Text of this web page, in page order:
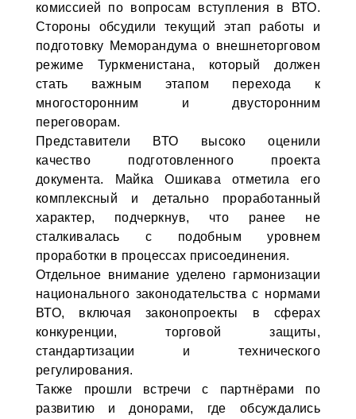
комиссией по вопросам вступления в ВТО.
Стороны обсудили текущий этап работы и
подготовку Меморандума о внешнеторговом
режиме Туркменистана, который должен
стать важным этапом перехода к
многосторонним и двусторонним
переговорам.
Представители ВТО высоко оценили
качество подготовленного проекта
документа. Майка Ошикава отметила его
комплексный и детально проработанный
характер, подчеркнув, что ранее не
сталкивалась с подобным уровнем
проработки в процессах присоединения.
Отдельное внимание уделено гармонизации
национального законодательства с нормами
ВТО, включая законопроекты в сферах
конкуренции, торговой защиты,
стандартизации и технического
регулирования.
Также прошли встречи с партнёрами по
развитию и донорами, где обсуждались